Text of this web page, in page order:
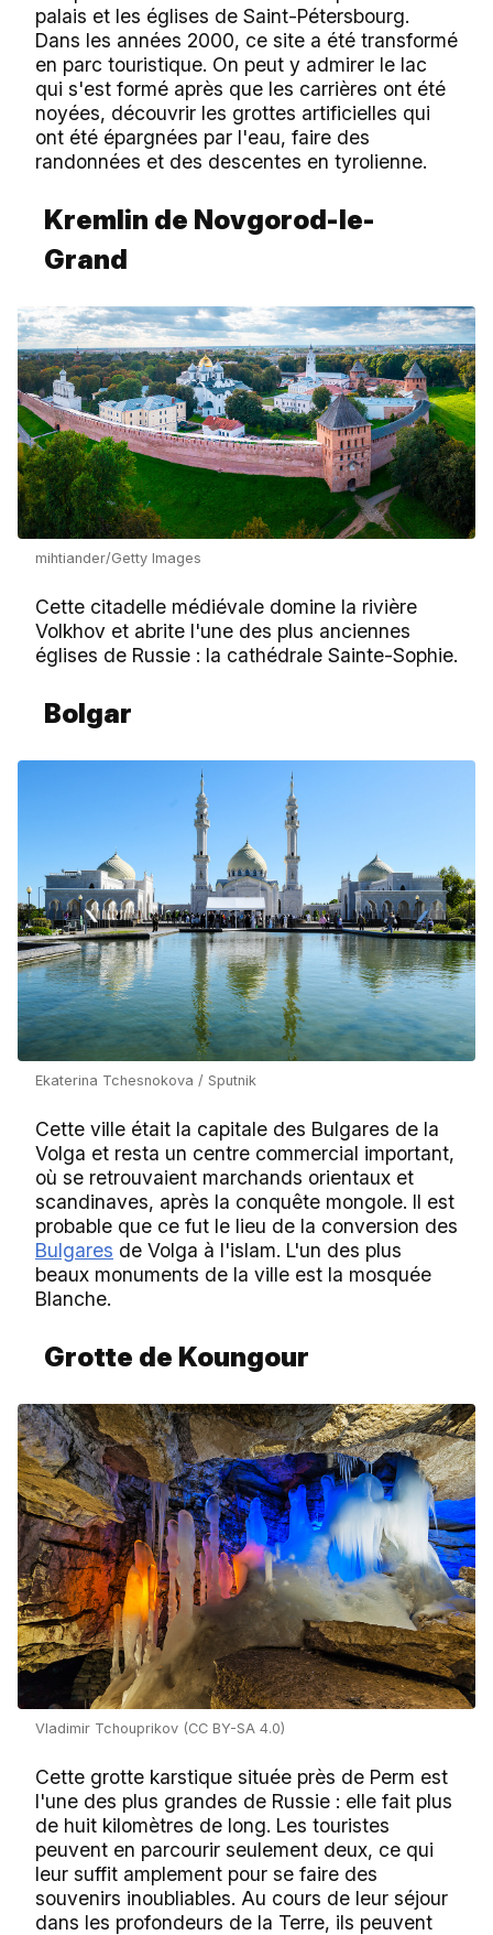
palais et les églises de Saint-Pétersbourg.
Dans les années 2000, ce site a été transformé
en parc touristique. On peut y admirer le lac
qui s'est formé après que les carrières ont été
noyées, découvrir les grottes artificielles qui
ont été épargnées par l'eau, faire des
randonnées et des descentes en tyrolienne.
Kremlin de Novgorod-le-
Grand
mihtiander/Getty Images
Сette citadelle médiévale domine la rivière
Volkhov et abrite l'une des plus anciennes
églises de Russie : la cathédrale Sainte-Sophie.
Bolgar
Ekaterina Tchesnokova / Sputnik
Cette ville était la capitale des Bulgares de la
Volga et resta un centre commercial important,
où se retrouvaient marchands orientaux et
scandinaves, après la conquête mongole. Il est
probable que ce fut le lieu de la conversion des
Bulgares de Volga à l'islam. L'un des plus
beaux monuments de la ville est la mosquée
Blanche.
Grotte de Koungour
Vladimir Tchouprikov (CC BY-SA 4.0)
Cette grotte karstique située près de Perm est
l'une des plus grandes de Russie : elle fait plus
de huit kilomètres de long. Les touristes
peuvent en parcourir seulement deux, ce qui
leur suffit amplement pour se faire des
souvenirs inoubliables. Au cours de leur séjour
dans les profondeurs de la Terre, ils peuvent